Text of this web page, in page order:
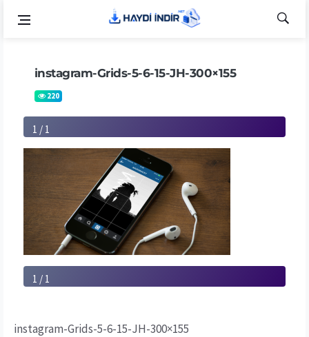
instagram-Grids-5-6-15-JH-300×155
220
1 / 1
1 / 1
instagram-Grids-5-6-15-JH-300×155